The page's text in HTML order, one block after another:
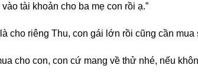
tài khoản cho ba mẹ con rồi ạ.”
cho riêng Thu, con gái lớn rồi cũng cần
cho con, con cứ mang về thử nhé, nếu